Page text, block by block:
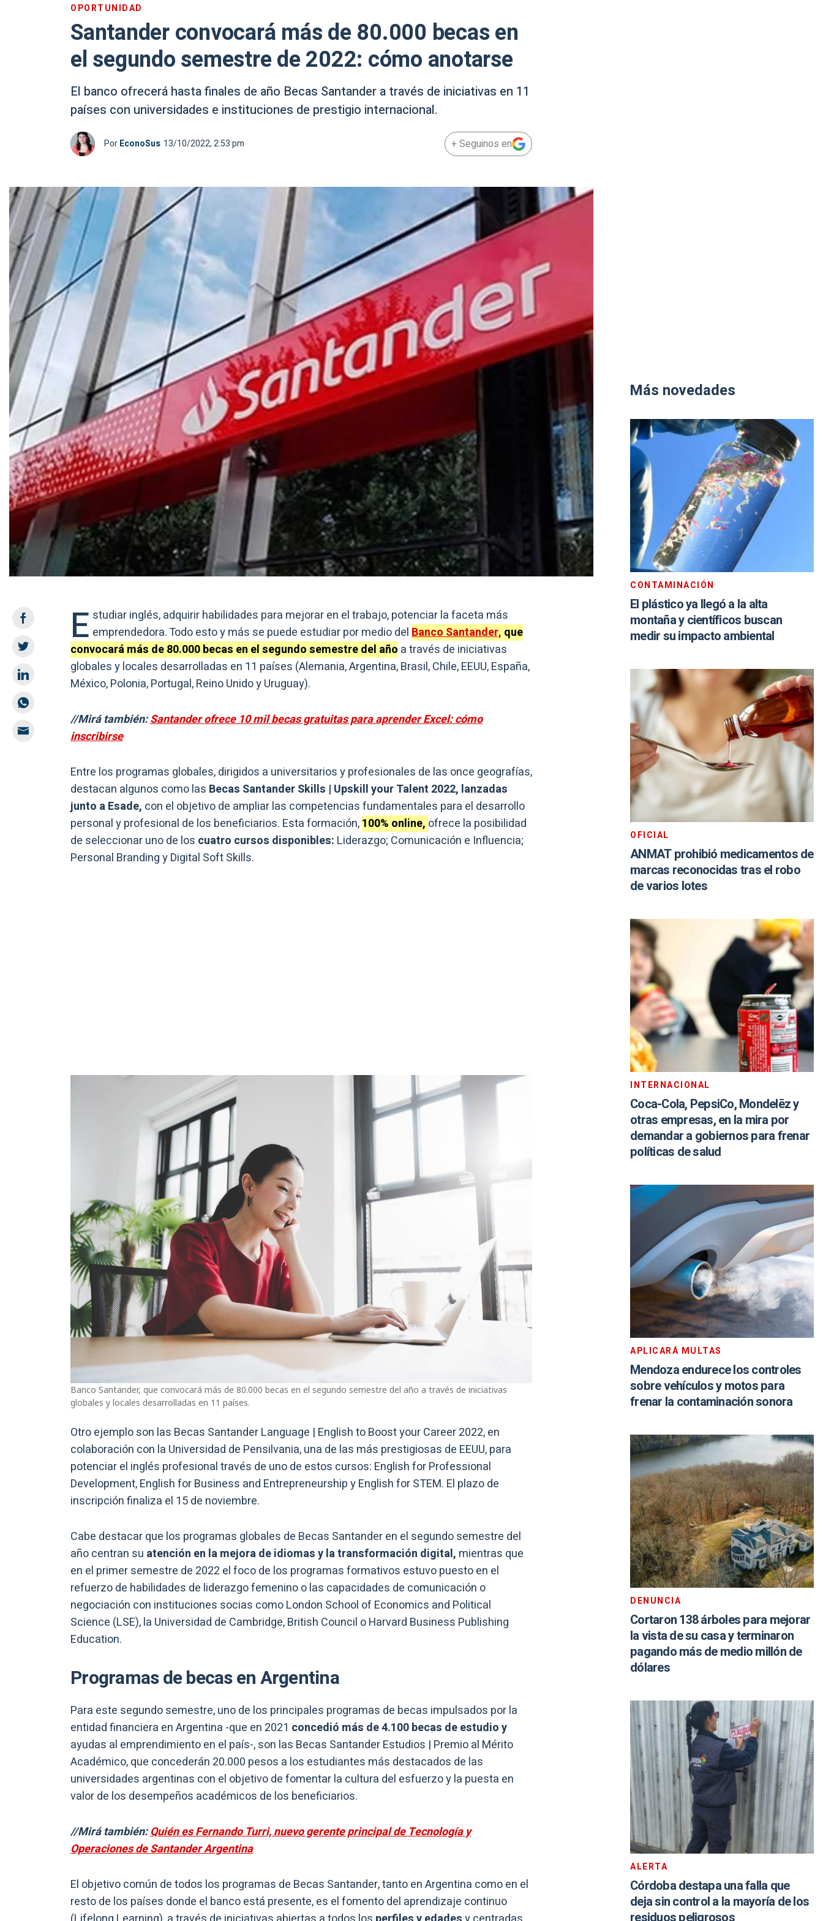
OPORTUNIDAD
Santander convocará más de 80.000 becas en
el segundo semestre de 2022: cómo anotarse
El banco ofrecerá hasta finales de año Becas Santander a través de iniciativas en 11
países con universidades e instituciones de prestigio internacional.
PorEconoSus 13/10/2022, 2:53 pm + Seguinos en
E studiar inglés, adquirir habilidades para mejorar en el trabajo, potenciar la faceta más
emprendedora. Todo esto y más se puede estudiar por medio delBanco Santander, que
convocará más de 80.000 becas en el segundo semestre del año a través de iniciativas
globales y locales desarrolladas en 11 países (Alemania, Argentina, Brasil, Chile, EEUU, España,
México, Polonia, Portugal, Reino Unido y Uruguay).
//Mirá también:Santander ofrece 10 mil becas gratuitas para aprender Excel: cómo
inscribirse
Entre los programas globales, dirigidos a universitarios y profesionales de las once geografías,
destacan algunos como las Becas Santander Skills | Upskill your Talent 2022, lanzadas
junto a Esade, con el objetivo de ampliar las competencias fundamentales para el desarrollo
personal y profesional de los beneficiarios. Esta formación,100% online, ofrece la posibilidad
de seleccionar uno de los cuatro cursos disponibles: Liderazgo; Comunicación e Influencia;
Personal Branding y Digital Soft Skills.
Banco Santander, que convocará más de 80.000 becas en el segundo semestre del año a través de iniciativas
globales y locales desarrolladas en 11 países.
Otro ejemplo son las Becas Santander Language | English to Boost your Career 2022, en
colaboración con la Universidad de Pensilvania, una de las más prestigiosas de EEUU, para
potenciar el inglés profesional través de uno de estos cursos: English for Professional
Development, English for Business and Entrepreneurship y English for STEM. El plazo de
inscripción finaliza el 15 de noviembre.
Cabe destacar que los programas globales de Becas Santander en el segundo semestre del
año centran su atención en la mejora de idiomas y la transformación digital, mientras que
en el primer semestre de 2022 el foco de los programas formativos estuvo puesto en el
refuerzo de habilidades de liderazgo femenino o las capacidades de comunicación o
negociación con instituciones socias como London School of Economics and Political
Science (LSE), la Universidad de Cambridge, British Council o Harvard Business Publishing
Education.
Programas de becas en Argentina
Para este segundo semestre, uno de los principales programas de becas impulsados por la
entidad financiera en Argentina -que en 2021 concedió más de 4.100 becas de estudio y
ayudas al emprendimiento en el país-, son las Becas Santander Estudios | Premio al Mérito
Académico, que concederán 20.000 pesos a los estudiantes más destacados de las
universidades argentinas con el objetivo de fomentar la cultura del esfuerzo y la puesta en
valor de los desempeños académicos de los beneficiarios.
//Mirá también:Quién es Fernando Turri, nuevo gerente principal de Tecnología y
Operaciones de Santander Argentina
El objetivo común de todos los programas de Becas Santander, tanto en Argentina como en el
resto de los países donde el banco está presente, es el fomento del aprendizaje continuo
Más novedades
CONTAMINACIÓN
El plástico ya llegó a la alta
montaña y científicos buscan
medir su impacto ambiental
OFICIAL
ANMAT prohibió medicamentos de
marcas reconocidas tras el robo
de varios lotes
INTERNACIONAL
Coca-Cola, PepsiCo, Mondelēz y
otras empresas, en la mira por
demandar a gobiernos para frenar
políticas de salud
APLICARÁ MULTAS
Mendoza endurece los controles
sobre vehículos y motos para
frenar la contaminación sonora
DENUNCIA
Cortaron 138 árboles para mejorar
la vista de su casa y terminaron
pagando más de medio millón de
dólares
ALERTA
Córdoba destapa una falla que
deja sin control a la mayoría de los